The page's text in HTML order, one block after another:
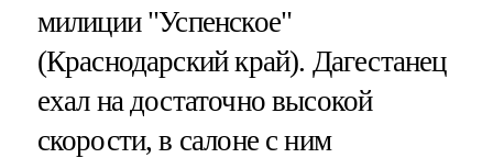
милиции "Успенское"
(Краснодарский край). Дагестанец
ехал на достаточно высокой
скорости, в салоне с ним